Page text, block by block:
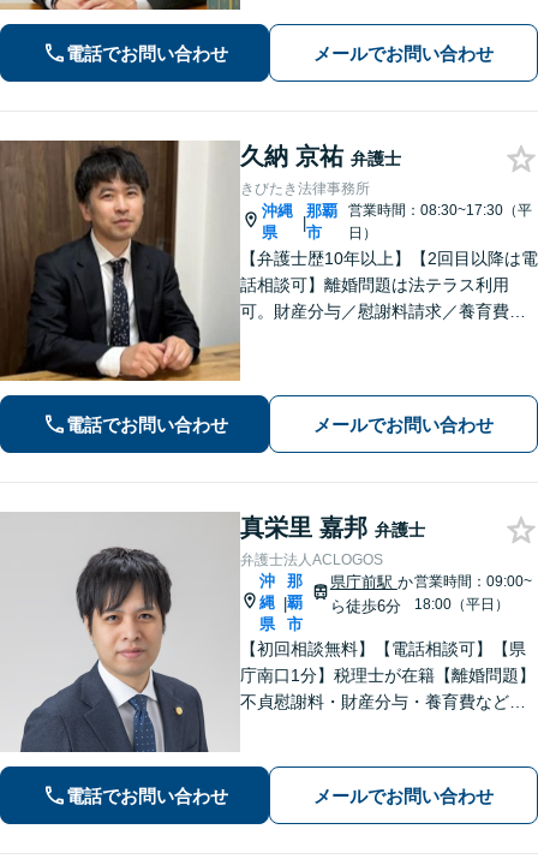
く、丁寧なヒアリングで皆様のお気持
ちに寄り添います。
電話でお問い合わせ メールでお問い合わせ
久納 京祐 弁護士
きびたき法律事務所
沖縄
県
|
那覇
市
営業時間：08:30~17:30（平
日）
【弁護士歴10年以上】【2回目以降は電
話相談可】離婚問題は法テラス利用
可。財産分与／慰謝料請求／養育費な
多数【バス停「天久」2分】
電話でお問い合わせ メールでお問い合わせ
真栄里 嘉邦 弁護士
弁護士法人ACLOGOS
沖
縄
県
|
那
覇
市
県庁前駅 か
ら徒歩6分
営業時間：09:00~
18:00（平日）
【初回相談無料】【電話相談可】【県
庁南口1分】税理士が在籍【離婚問題】
不貞慰謝料・財産分与・養育費など。
額）・明け渡し請求・立退料増額など
に対応。交渉から訴訟までお任せくだ
電話でお問い合わせ メールでお問い合わせ